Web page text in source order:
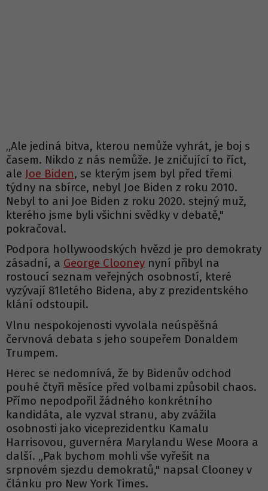
„Ale jediná bitva, kterou nemůže vyhrát, je boj s
časem. Nikdo z nás nemůže. Je zničující to říct,
ale Joe Biden, se kterým jsem byl před třemi
týdny na sbírce, nebyl Joe Biden z roku 2010.
Nebyl to ani Joe Biden z roku 2020. stejný muž,
kterého jsme byli všichni svědky v debatě,"
pokračoval.
Podpora hollywoodských hvězd je pro demokraty
zásadní, a George Clooney nyní přibyl na
rostoucí seznam veřejných osobností, které
vyzývají 81letého Bidena, aby z prezidentského
klání odstoupil.
Vlnu nespokojenosti vyvolala neúspěšná
červnová debata s jeho soupeřem Donaldem
Trumpem.
Herec se nedomnívá, že by Bidenův odchod
pouhé čtyři měsíce před volbami způsobil chaos.
Přímo nepodpořil žádného konkrétního
kandidáta, ale vyzval stranu, aby zvážila
osobnosti jako viceprezidentku Kamalu
Harrisovou, guvernéra Marylandu Wese Moora a
další. „Pak bychom mohli vše vyřešit na
srpnovém sjezdu demokratů," napsal Clooney v
článku pro New York Times.